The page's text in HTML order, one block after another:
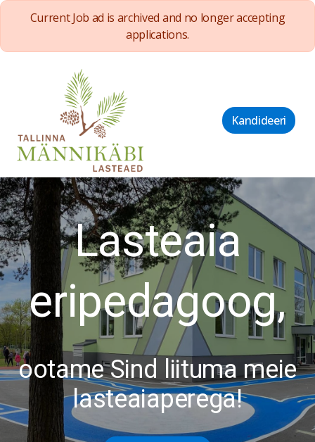
Current Job ad is archived and no longer accepting
applications.
Kandideeri
Lasteaia
eripedagoog,
ootame Sind liituma meie
lasteaiaperega!